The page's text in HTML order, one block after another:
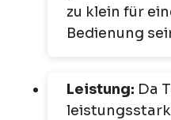
zu klein für
Bedienung
Leistung: Da